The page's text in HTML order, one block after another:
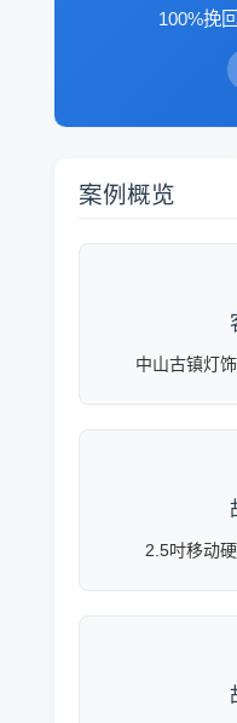
100%挽
案例概览
中山古镇灯
2.5吋移动